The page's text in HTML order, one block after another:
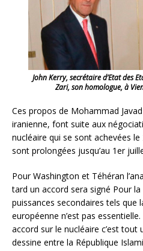
John Kerry, secrétaire d’Etat des
Zari, son homologue, à
Ces propos de Mohammad
iranienne, font suite aux
nucléaire qui se sont achevées
sont prolongées jusqu’au 1er
Pour Washington et Téhéran
tard un accord sera signé Pour
puissances secondaires tels que
européenne n’est pas
accord sur le nucléaire c’est tout
dessine entre la République